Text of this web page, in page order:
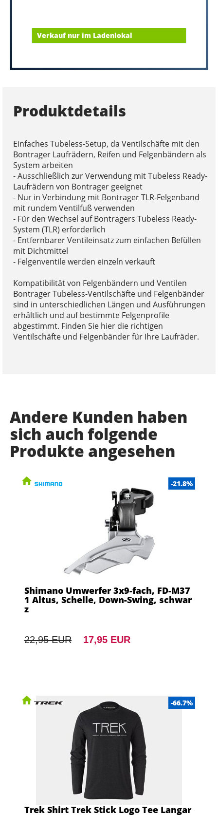
Verkauf nur im Ladenlokal
Produktdetails
Einfaches Tubeless-Setup, da Ventilschäfte mit den
Bontrager Laufrädern, Reifen und Felgenbändern als
System arbeiten
- Ausschließlich zur Verwendung mit Tubeless Ready-
Laufrädern von Bontrager geeignet
- Nur in Verbindung mit Bontrager TLR-Felgenband
mit rundem Ventilfuß verwenden
- Für den Wechsel auf Bontragers Tubeless Ready-
System (TLR) erforderlich
- Entfernbarer Ventileinsatz zum einfachen Befüllen
mit Dichtmittel
- Felgenventile werden einzeln verkauft
Kompatibilität von Felgenbändern und Ventilen
Bontrager Tubeless-Ventilschäfte und Felgenbänder
sind in unterschiedlichen Längen und Ausführungen
erhältlich und auf bestimmte Felgenprofile
abgestimmt. Finden Sie hier die richtigen
Ventilschäfte und Felgenbänder für Ihre Laufräder.
Andere Kunden haben
sich auch folgende
Produkte angesehen
-21.8%
Shimano Umwerfer 3x9-fach, FD-M37
1 Altus, Schelle, Down-Swing, schwar
z
22,95 EUR 17,95 EUR
-66.7%
Trek Shirt Trek Stick Logo Tee Langar